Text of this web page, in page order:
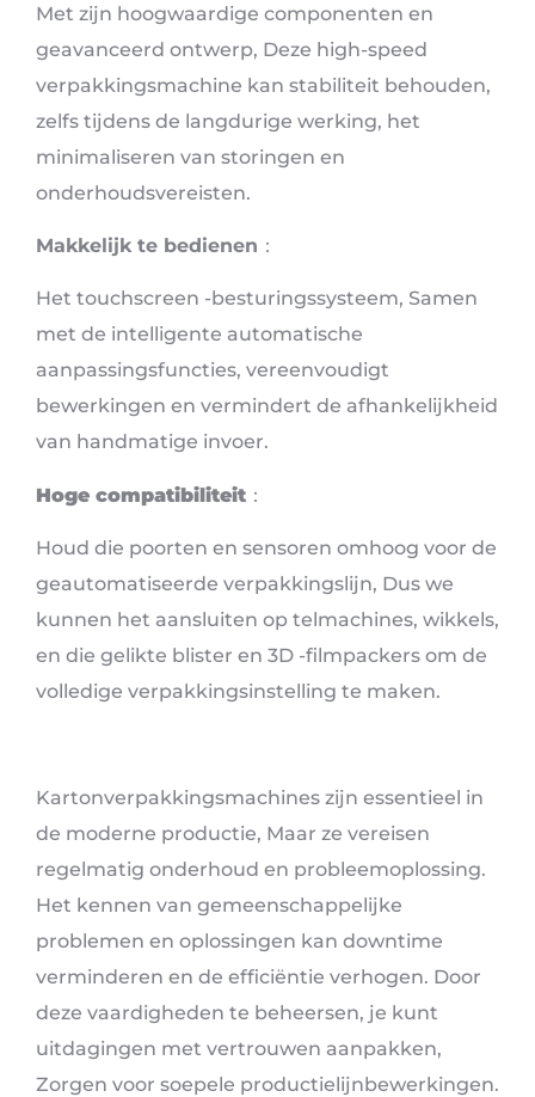
Met zijn hoogwaardige componenten en
geavanceerd ontwerp, Deze high-speed
verpakkingsmachine kan stabiliteit behouden,
zelfs tijdens de langdurige werking, het
minimaliseren van storingen en
onderhoudsvereisten.
Makkelijk te bedienen ：
Het touchscreen -besturingssysteem, Samen
met de intelligente automatische
aanpassingsfuncties, vereenvoudigt
bewerkingen en vermindert de afhankelijkheid
van handmatige invoer.
Hoge compatibiliteit ：
Houd die poorten en sensoren omhoog voor de
geautomatiseerde verpakkingslijn, Dus we
kunnen het aansluiten op telmachines, wikkels,
en die gelikte blister en 3D -filmpackers om de
volledige verpakkingsinstelling te maken.
Kartonverpakkingsmachines zijn essentieel in
de moderne productie, Maar ze vereisen
regelmatig onderhoud en probleemoplossing.
Het kennen van gemeenschappelijke
problemen en oplossingen kan downtime
verminderen en de efficiëntie verhogen. Door
deze vaardigheden te beheersen, je kunt
uitdagingen met vertrouwen aanpakken,
Zorgen voor soepele productielijnbewerkingen.